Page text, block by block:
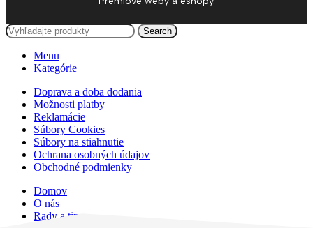
Search
Menu
Kategórie
Doprava a doba dodania
Možnosti platby
Reklamácie
Súbory Cookies
Súbory na stiahnutie
Ochrana osobných údajov
Obchodné podmienky
Domov
O nás
Rady a tipy